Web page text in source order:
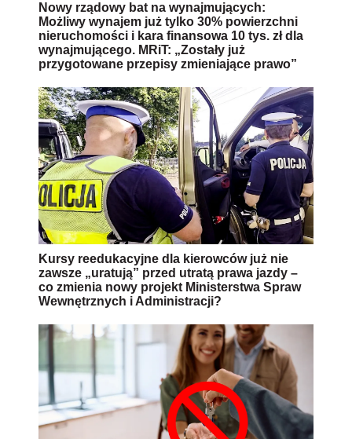
Nowy rządowy bat na wynajmujących:
Możliwy wynajem już tylko 30% powierzchni
nieruchomości i kara finansowa 10 tys. zł dla
wynajmującego. MRiT: „Zostały już
przygotowane przepisy zmieniające prawo”
Kursy reedukacyjne dla kierowców już nie
zawsze „uratują” przed utratą prawa jazdy –
co zmienia nowy projekt Ministerstwa Spraw
Wewnętrznych i Administracji?